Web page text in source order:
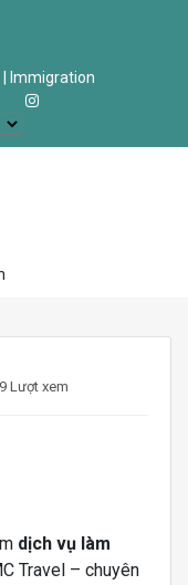
| Immigration
Lượt xem
dịch vụ làm
Travel – chuyên